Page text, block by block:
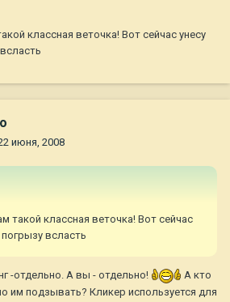
классная веточка! Вот сейчас унесу
июня, 2008
такой классная веточка! Вот сейчас
всласть
-отдельно. А вы - отдельно!
А кто
им подзывать? Кликер используется для